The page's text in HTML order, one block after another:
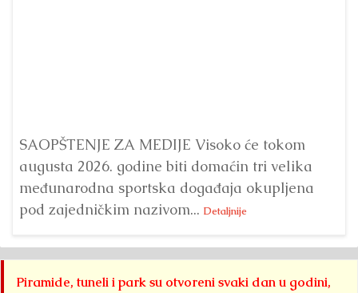
SAOPŠTENJE ZA MEDIJE Visoko će tokom
augusta 2026. godine biti domaćin tri velika
međunarodna sportska događaja okupljena
pod zajedničkim nazivom... Detaljnije
Piramide, tuneli i park su otvoreni svaki dan u godini,